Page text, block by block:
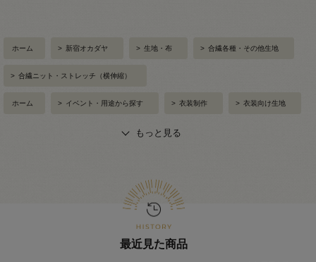
ホーム > 新宿オカダヤ > 生地・布 > 合繊各種・その他生地
> 合繊ニット・ストレッチ（横伸縮）
ホーム > イベント・用途から探す > 衣装制作 > 衣装向け生地
もっと見る
最近見た商品